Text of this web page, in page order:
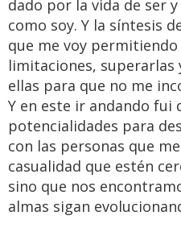
dado por la vida de ser
como soy. Y la síntesis
que me voy
limitaciones, superarlas
ellas para que no me
Y en este ir andando fui
potencialidades para
con las personas que
casualidad que estén
sino que nos
almas sigan